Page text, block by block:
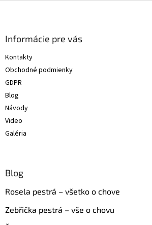
Informácie pre vás
Kontakty
Obchodné podmienky
GDPR
Blog
Návody
Video
Galéria
Blog
Rosela pestrá – všetko o chove
Zebřička pestrá – vše o chovu